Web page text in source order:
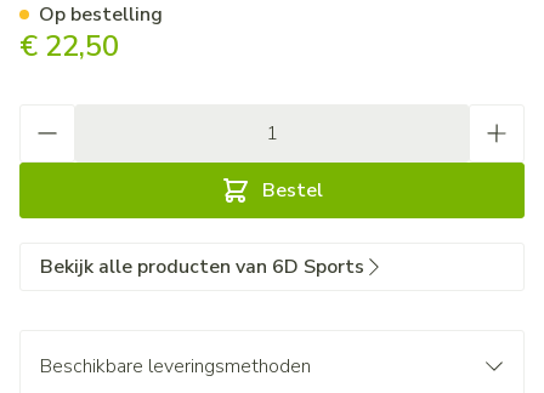
€ 22,50
Bestel
Op bestelling
Bekijk alle producten van 6D Sports
Beschikbare leveringsmethoden